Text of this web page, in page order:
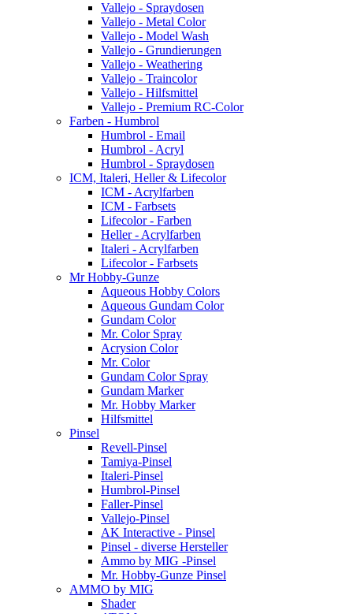
Vallejo - Spraydosen
Vallejo - Metal Color
Vallejo - Model Wash
Vallejo - Grundierungen
Vallejo - Weathering
Vallejo - Traincolor
Vallejo - Hilfsmittel
Vallejo - Premium RC-Color
Farben - Humbrol
Humbrol - Email
Humbrol - Acryl
Humbrol - Spraydosen
ICM, Italeri, Heller & Lifecolor
ICM - Acrylfarben
ICM - Farbsets
Lifecolor - Farben
Heller - Acrylfarben
Italeri - Acrylfarben
Lifecolor - Farbsets
Mr Hobby-Gunze
Aqueous Hobby Colors
Aqueous Gundam Color
Gundam Color
Mr. Color Spray
Acrysion Color
Mr. Color
Gundam Color Spray
Gundam Marker
Mr. Hobby Marker
Hilfsmittel
Pinsel
Revell-Pinsel
Tamiya-Pinsel
Italeri-Pinsel
Humbrol-Pinsel
Faller-Pinsel
Vallejo-Pinsel
AK Interactive - Pinsel
Pinsel - diverse Hersteller
Ammo by MIG -Pinsel
Mr. Hobby-Gunze Pinsel
AMMO by MIG
Shader